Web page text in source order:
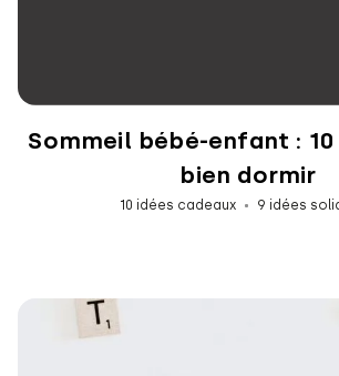
Sommeil bébé-enfant :
bien dormir
10 idées cadeaux 9 idées